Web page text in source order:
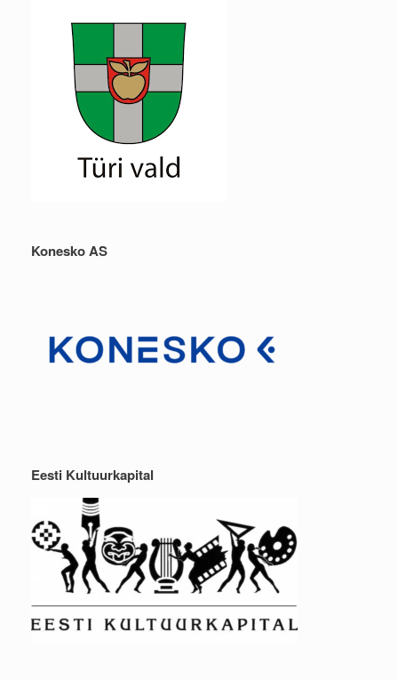
Konesko AS
Eesti Kultuurkapital